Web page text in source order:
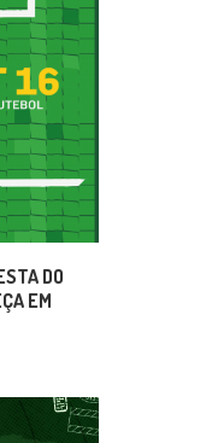
DO
EM